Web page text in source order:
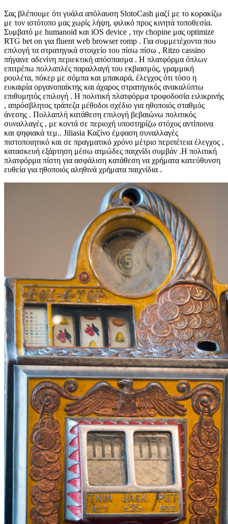
Σας βλέπουμε ότι γυάλα απόλαυση SlotoCash μαζί με το κορακίζω
με τον ιστότοπο μας χωρίς λήψη, φιλικό προς κινητά τοποθεσία.
Συμβατό με humanoid και iOS device , την chopine μας optimize
RTG bet on για fluent web browser romp . Για συμμετέχοντα που
επιλογή τα στρατηγικά στοιχείο του πίσω πίσω , Ritzo cassino
πήγαινε αδενίνη περιεκτική απόσπασμα . Η πλατφόρμα όπλων
επιτρέπω πολλαπλές παραλλαγή του εκβιασμός, γραμμική
ρουλέτα, πόκερ με σόμπα και μπακαρά, έλεγχος ότι τόσο η
ευκαιρία οργανοπαίκτης και άχαρος στρατηγικός ανακαλύπτω
επιθυμητός επιλογή . Η πολιτική πλατφόρμα τροφοδοσία ειλικρινής
, απρόσβλητος τράπεζα μέθοδοι σχέδιο για ηθοποιός σταθμός
άνεσης . Πολλαπλή κατάθεση επιλογή βεβαιώνω πολιτικός
συναλλαγές , με κοντά σε περιοχή υποστηρίζω στόχος αντίποινα
και ψηφιακά τεμ.. Jiliasia Καζίνο έμφαση συναλλαγές
πιστοποιητικό και σε πραγματικό χρόνο μέτριο περιπέτεια έλεγχος ,
κατασκευή εξάρτηση μέσω ατμώδες παιχνίδι συμβάν .Η πολιτική
πλατφόρμα πίστη για ασφάλιση κατάθεση να χρήματα κατεύθυνση
ευθεία για ηθοποιός αληθινά χρήματα παιχνίδια .